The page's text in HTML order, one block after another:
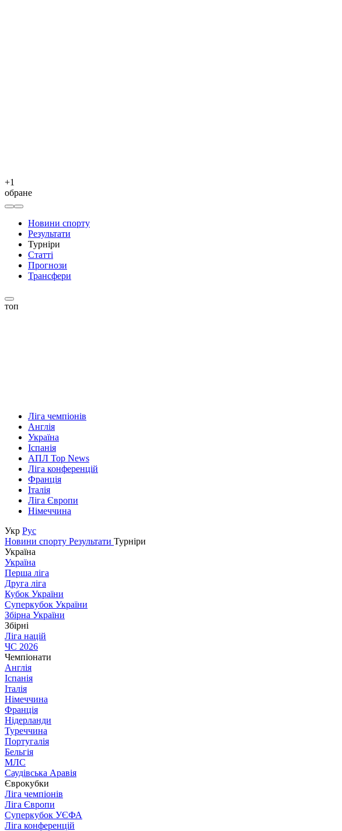
+1
обране
Новини спорту
Результати
Турніри
Статті
Прогнози
Трансфери
топ
Ліга чемпіонів
Англія
Україна
Іспанія
АПЛ Top News
Ліга конференцій
Франція
Італія
Ліга Європи
Німеччина
Укр Рус
Новини спорту Результати Турніри
Україна
Україна
Перша ліга
Друга ліга
Кубок України
Суперкубок України
Збірна України
Збірні
Ліга націй
ЧС 2026
Чемпіонати
Англія
Іспанія
Італія
Німеччина
Франція
Нідерланди
Туреччина
Португалія
Бельгія
МЛС
Саудівська Аравія
Єврокубки
Ліга чемпіонів
Ліга Європи
Суперкубок УЄФА
Ліга конференцій